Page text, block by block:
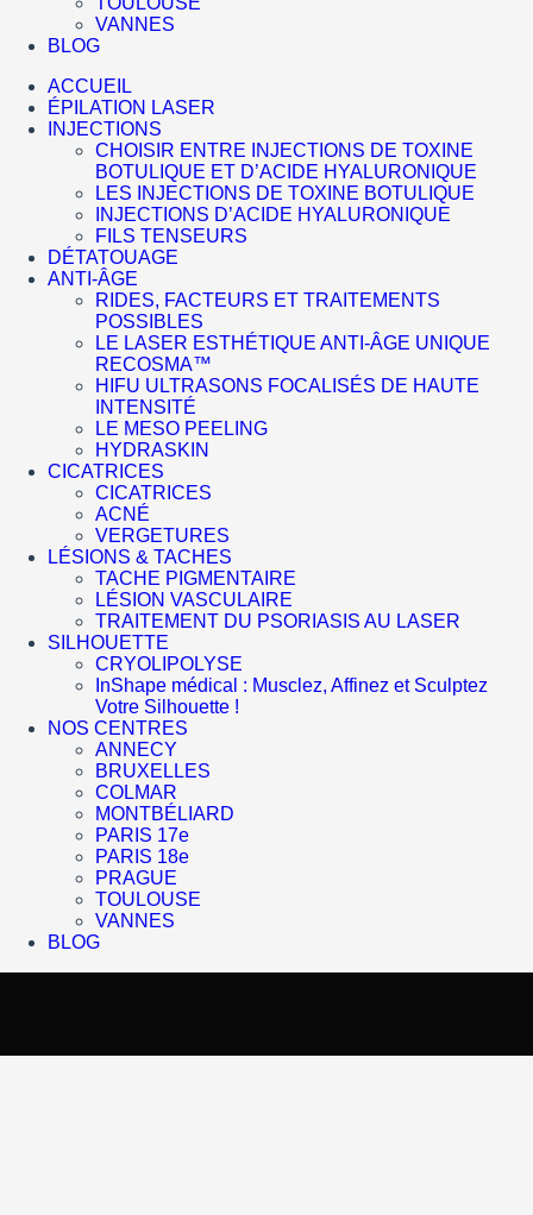
VANNES
BLOG
ACCUEIL
ÉPILATION LASER
INJECTIONS
CHOISIR ENTRE INJECTIONS DE TOXINE
BOTULIQUE ET D’ACIDE HYALURONIQUE
LES INJECTIONS DE TOXINE BOTULIQUE
INJECTIONS D’ACIDE HYALURONIQUE
FILS TENSEURS
DÉTATOUAGE
ANTI-ÂGE
RIDES, FACTEURS ET TRAITEMENTS
POSSIBLES
LE LASER ESTHÉTIQUE ANTI-ÂGE UNIQUE
RECOSMA™
HIFU ULTRASONS FOCALISÉS DE HAUTE
INTENSITÉ
LE MESO PEELING
HYDRASKIN
CICATRICES
CICATRICES
ACNÉ
VERGETURES
LÉSIONS & TACHES
TACHE PIGMENTAIRE
LÉSION VASCULAIRE
TRAITEMENT DU PSORIASIS AU LASER
SILHOUETTE
CRYOLIPOLYSE
InShape médical : Musclez, Affinez et Sculptez
Votre Silhouette !
NOS CENTRES
ANNECY
BRUXELLES
COLMAR
MONTBÉLIARD
PARIS 17e
PARIS 18e
PRAGUE
TOULOUSE
VANNES
BLOG